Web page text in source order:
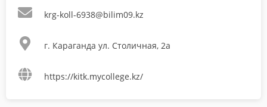
krg-koll-6938@bilim09.kz
г. Караганда ул. Столичная, 2а
https://kitk.mycollege.kz/